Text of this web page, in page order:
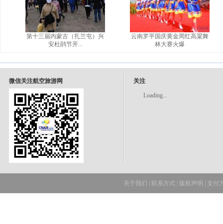
第十三届内蒙古（扎兰屯）兴
安杜鹃节开...
云南罗平国庆黄金周红高粱舞
林大赛火爆
微信关注航空旅游网 关注
Loading...
关于我们 联系方式 版权声明 支付